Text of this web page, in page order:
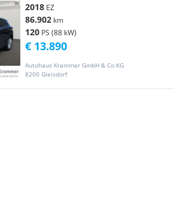
2018 EZ
86.902 km
120 PS (88 kW)
Autohaus Krammer GmbH & Co.KG
8200 Gleisdorf
€ 13.890